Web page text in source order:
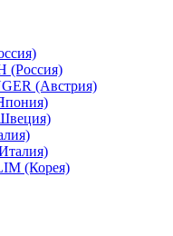
(Россия)
(Австрия)
(Корея)